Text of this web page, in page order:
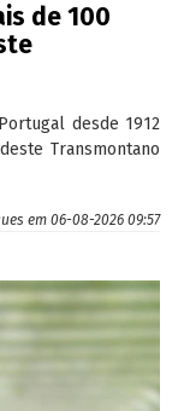
de 100
desde 1912
Transmontano
em 06-08-2026 09:57